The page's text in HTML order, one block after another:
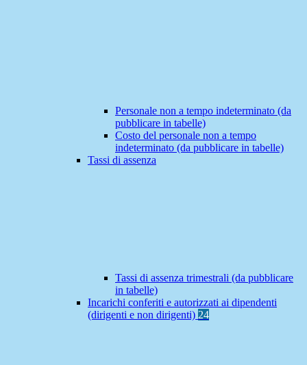
Personale non a tempo indeterminato (da
pubblicare in tabelle)
Costo del personale non a tempo
indeterminato (da pubblicare in tabelle)
Tassi di assenza
Tassi di assenza trimestrali (da pubblicare
in tabelle)
Incarichi conferiti e autorizzati ai dipendenti
(dirigenti e non dirigenti) 24